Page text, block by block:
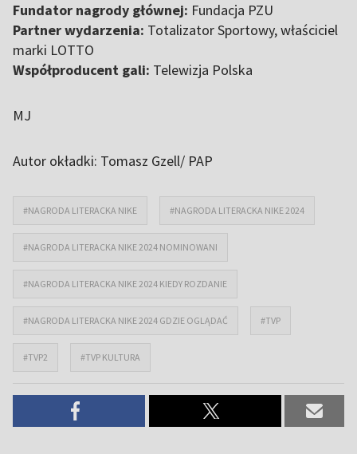
Fundator nagrody głównej: Fundacja PZU
Partner wydarzenia: Totalizator Sportowy, właściciel
marki LOTTO
Współproducent gali: Telewizja Polska
MJ
Autor okładki: Tomasz Gzell/ PAP
#NAGRODA LITERACKA NIKE #NAGRODA LITERACKA NIKE 2024
#NAGRODA LITERACKA NIKE 2024 NOMINOWANI
#NAGRODA LITERACKA NIKE 2024 KIEDY ROZDANIE
#NAGRODA LITERACKA NIKE 2024 GDZIE OGLĄDAĆ #TVP
#TVP2 #TVP KULTURA